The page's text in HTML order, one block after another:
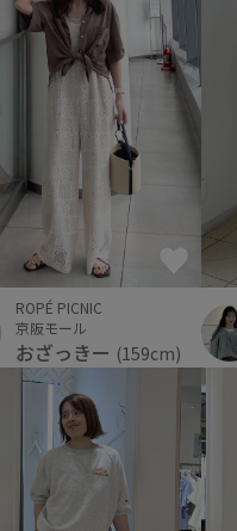
ROPÉ PICNIC
京阪モール
おざっきー (159cm)